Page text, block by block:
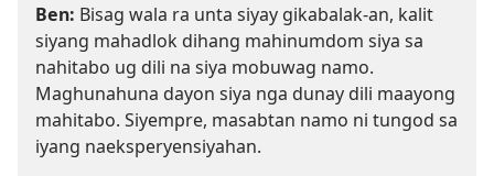
Ben: Bisag wala ra unta siyay gikabalak-an, kalit
siyang mahadlok dihang mahinumdom siya sa
nahitabo ug dili na siya mobuwag namo.
Maghunahuna dayon siya nga dunay dili maayong
mahitabo. Siyempre, masabtan namo ni tungod sa
iyang naeksperyensiyahan.